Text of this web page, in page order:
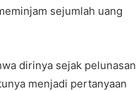
sejumlah uang
dirinya sejak pelunasan
menjadi pertanyaan